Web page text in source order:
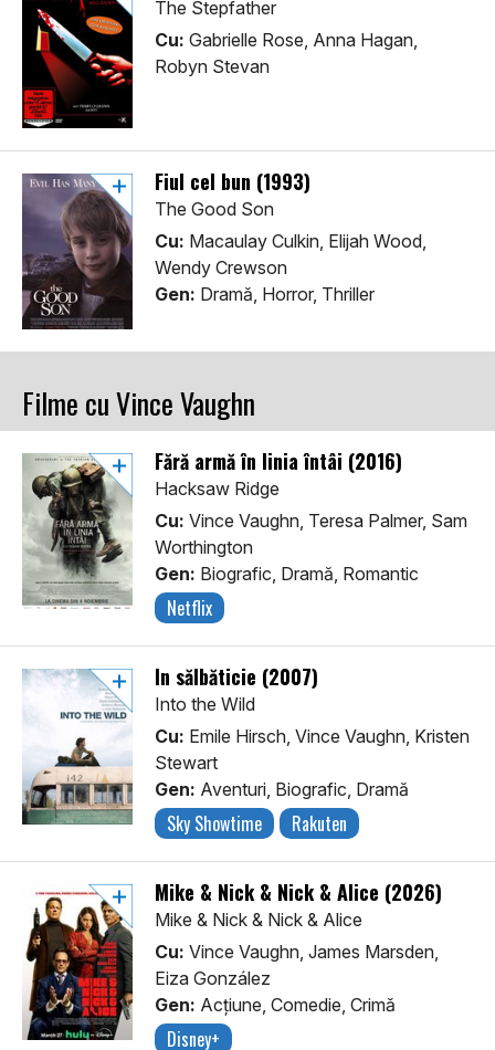
The Stepfather
Cu: Gabrielle Rose, Anna Hagan,
Robyn Stevan
Fiul cel bun (1993)
The Good Son
Cu: Macaulay Culkin, Elijah Wood,
Wendy Crewson
Gen: Dramă, Horror, Thriller
Filme cu Vince Vaughn
Fără armă în linia întâi (2016)
Hacksaw Ridge
Cu: Vince Vaughn, Teresa Palmer, Sam
Worthington
Gen: Biografic, Dramă, Romantic
Netflix
În sălbăticie (2007)
Into the Wild
Cu: Emile Hirsch, Vince Vaughn, Kristen
Stewart
Gen: Aventuri, Biografic, Dramă
Sky Showtime Rakuten
Mike & Nick & Nick & Alice (2026)
Mike & Nick & Nick & Alice
Cu: Vince Vaughn, James Marsden,
Eiza González
Gen: Acţiune, Comedie, Crimă
Disney+